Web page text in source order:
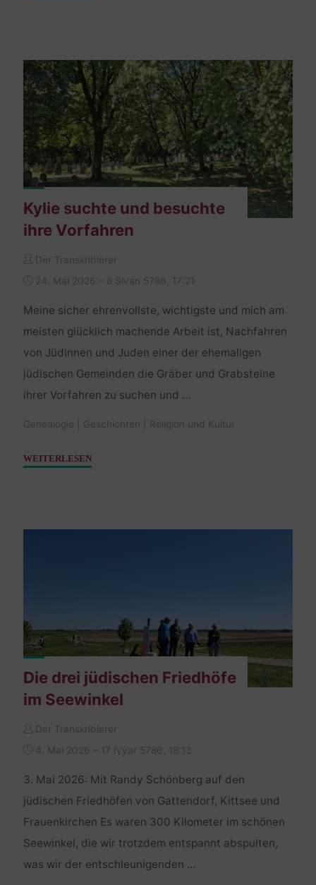
18.
März
1748"
Kylie suchte und besuchte
ihre Vorfahren
Der Transkribierer
24. Mai 2026 – 8 Sivan 5786, 17:21
Meine sicher ehrenvollste, wichtigste und mich am
meisten glücklich machende Arbeit ist, Nachfahren
von Jüdinnen und Juden einer der ehemaligen
jüdischen Gemeinden die Gräber und Grabsteine
ihrer Vorfahren zu suchen und …
Genealogie Geschichten Religion und Kultur
WEITERLESEN"Kylie
ihre
Die drei jüdischen Friedhöfe
im Seewinkel
Der Transkribierer
4. Mai 2026 – 17 Iyyar 5786, 18:13
3. Mai 2026: Mit Randy Schönberg auf den
jüdischen Friedhöfen von Gattendorf, Kittsee und
Frauenkirchen Es waren 300 Kilometer im schönen
Seewinkel, die wir trotzdem entspannt abspulten,
was wir der entschleunigenden …